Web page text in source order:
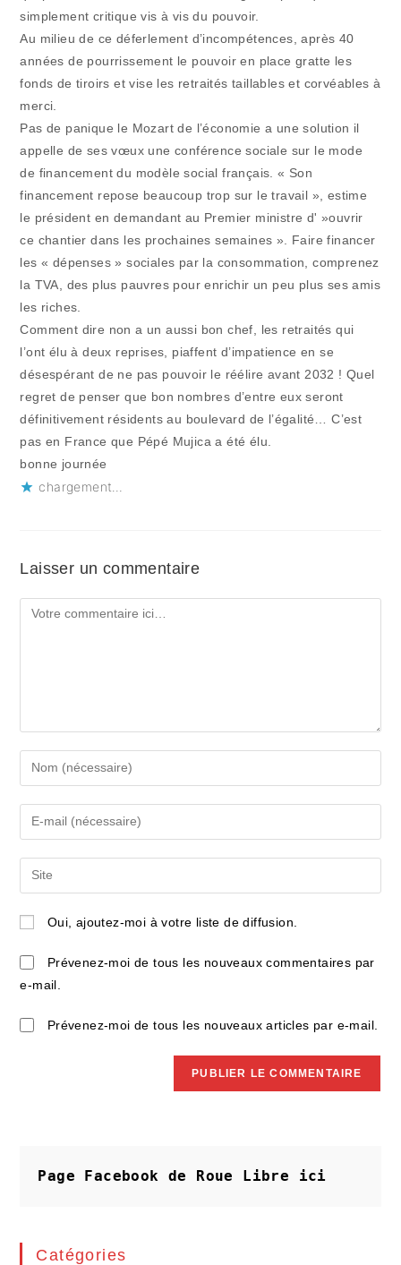
simplement critique vis à vis du pouvoir.
Au milieu de ce déferlement d’incompétences, après 40
années de pourrissement le pouvoir en place gratte les
fonds de tiroirs et vise les retraités taillables et corvéables à
merci.
Pas de panique le Mozart de l’économie a une solution il
appelle de ses vœux une conférence sociale sur le mode
de financement du modèle social français. « Son
financement repose beaucoup trop sur le travail », estime
le président en demandant au Premier ministre d' »ouvrir
ce chantier dans les prochaines semaines ». Faire financer
les « dépenses » sociales par la consommation, comprenez
la TVA, des plus pauvres pour enrichir un peu plus ses amis
les riches.
Comment dire non a un aussi bon chef, les retraités qui
l’ont élu à deux reprises, piaffent d’impatience en se
désespérant de ne pas pouvoir le réélire avant 2032 ! Quel
regret de penser que bon nombres d’entre eux seront
définitivement résidents au boulevard de l’égalité… C’est
pas en France que Pépé Mujica a été élu.
bonne journée
chargement…
Laisser un commentaire
Comment
Enter
your
name
comment
Enter
your
email
address
comment
Saisir
l’URL
de
site
(facultatif)
Oui, ajoutez-moi à votre liste de diffusion.
Prévenez-moi de tous les nouveaux commentaires par
e-mail.
Prévenez-moi de tous les nouveaux articles par e-mail.
Page Facebook de Roue Libre ici
Catégories